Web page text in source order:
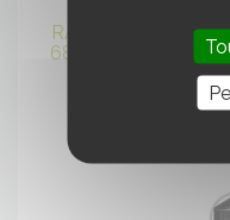
RADIATEUR POUR
685XL, 785, 785XL,
695XL, 795,